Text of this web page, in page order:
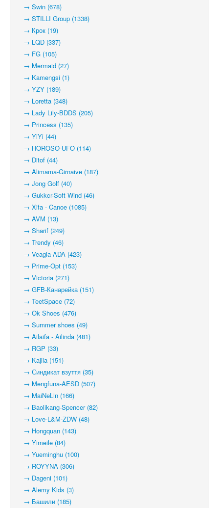
→ Swin (678)
→ STILLI Group (1338)
→ Крок (19)
→ LQD (337)
→ FG (105)
→ Mermaid (27)
→ Kamengsi (1)
→ YZY (189)
→ Loretta (348)
→ Lady Lily-BDDS (205)
→ Princess (135)
→ YiYi (44)
→ HOROSO-UFO (114)
→ Ditof (44)
→ Alimama-Girnaive (187)
→ Jong Golf (40)
→ Gukkcr-Soft Wind (46)
→ Xifa - Canoe (1085)
→ AVM (13)
→ Sharif (249)
→ Trendy (46)
→ Veagia-ADA (423)
→ Prime-Opt (153)
→ Victoria (271)
→ GFB-Канарейка (151)
→ TeetSpace (72)
→ Ok Shoes (476)
→ Summer shoes (49)
→ Ailaifa - Ailinda (481)
→ RGP (33)
→ Kajila (151)
→ Синдикат взуття (35)
→ Mengfuna-AESD (507)
→ MaiNeLin (166)
→ Baolikang-Spencer (82)
→ Love-L&M-ZDW (48)
→ Hongquan (143)
→ Yimeile (84)
→ Yueminghu (100)
→ ROYYNA (306)
→ Dageni (101)
→ Alemy Kids (3)
→ Башили (185)